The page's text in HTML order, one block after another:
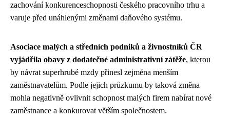
zachování konkurenceschopnosti českého pracovního trhu a
varuje před unáhlenými změnami daňového systému.
Asociace malých a středních podniků a živnostníků ČR
vyjádřila obavy z dodatečné administrativní zátěže, kterou
by návrat superhrubé mzdy přinesl zejména menším
zaměstnavatelům. Podle jejich průzkumu by taková změna
mohla negativně ovlivnit schopnost malých firem nabírat nové
zaměstnance a konkurovat větším společnostem.